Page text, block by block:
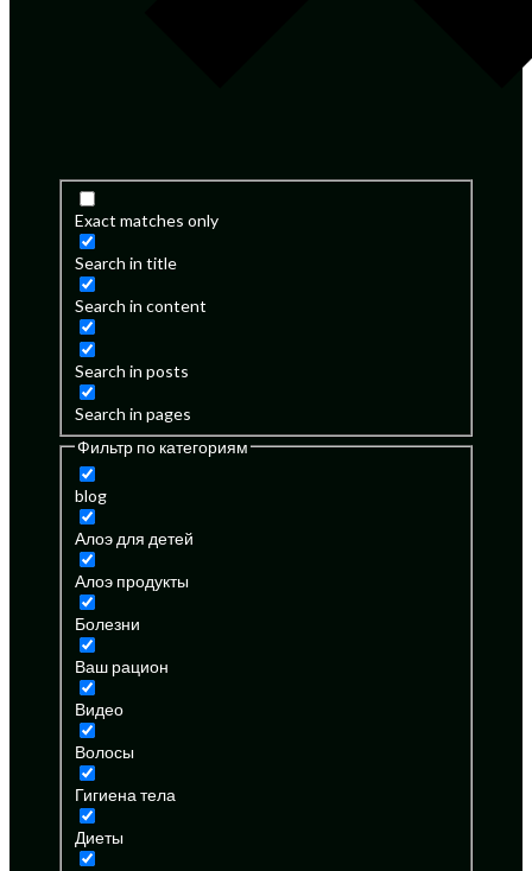
Exact matches only
Search in title
Search in content
Search in posts
Search in pages
Фильтр по категориям
blog
Алоэ для детей
Алоэ продукты
Болезни
Ваш рацион
Видео
Волосы
Гигиена тела
Диеты